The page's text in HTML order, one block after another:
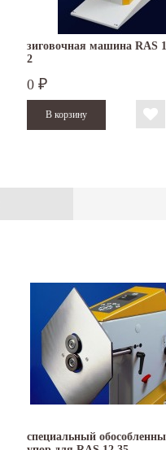
зиговочная машина RAS
2
0 ₽
специальный